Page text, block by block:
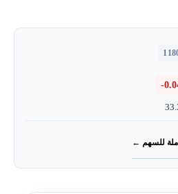
على أسهم البنوك السعودية الأخرى؟
-
للسهم ←